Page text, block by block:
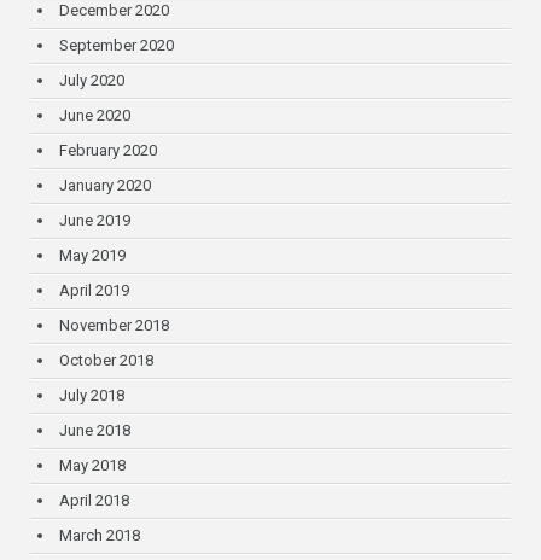
December 2020
September 2020
July 2020
June 2020
February 2020
January 2020
June 2019
May 2019
April 2019
November 2018
October 2018
July 2018
June 2018
May 2018
April 2018
March 2018